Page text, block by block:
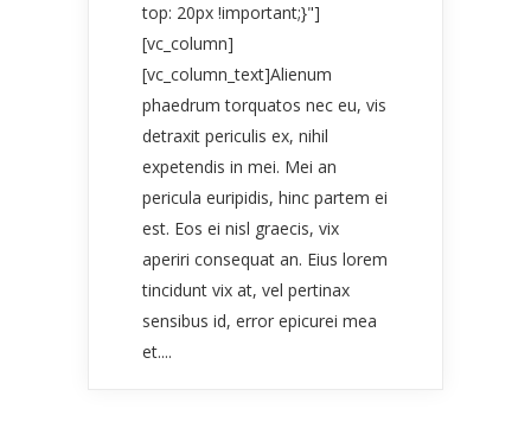
top: 20px !important;}"]
[vc_column]
[vc_column_text]Alienum
phaedrum torquatos nec eu, vis
detraxit periculis ex, nihil
expetendis in mei. Mei an
pericula euripidis, hinc partem ei
est. Eos ei nisl graecis, vix
aperiri consequat an. Eius lorem
tincidunt vix at, vel pertinax
sensibus id, error epicurei mea
et....